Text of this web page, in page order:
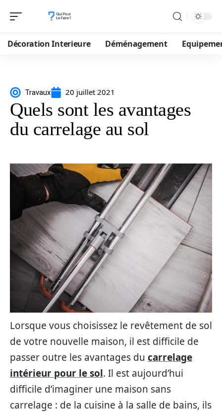
Décoration Interieure Déménagement
Travaux 20 juillet 2021
Quels sont les avantages
du carrelage au sol
Lorsque vous choisissez le revêtement de sol
de votre nouvelle maison, il est difficile de
passer outre les avantages du carrelage
intérieur pour le sol. Il est aujourd’hui
difficile d’imaginer une maison sans
carrelage : de la cuisine à la salle de bains, ils